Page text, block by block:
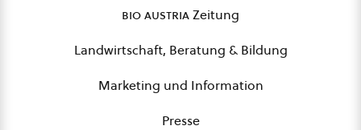
bio austriaZeitung
Landwirtschaft, Beratung & Bildung
Marketing und Information
Presse